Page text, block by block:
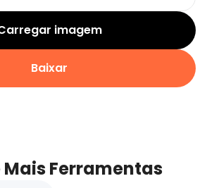
imagem
Baixar
Mais Ferramentas